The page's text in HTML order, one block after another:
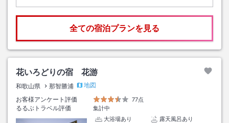
全ての宿泊プランを見る
花いろどりの宿 花游
和歌山県 那智勝浦
地図
お客様アンケート評価
77点
るるぶトラベル評価
集計中
大浴場あり
露天風呂あり